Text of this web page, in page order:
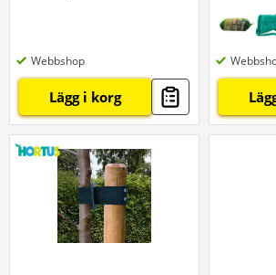
Webbshop
Lägg i korg